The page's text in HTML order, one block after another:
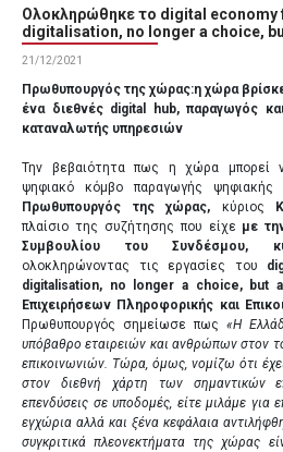
Ολοκληρώθηκε το digital economy
digitalisation, no longer a choice,
21/12/2021
Πρωθυπουργός της χώρας:η χώρα
ένα διεθνές digital hub,παραγωγός
καταναλωτής υπηρεσιών
Την βεβαιότητα πως η χώρα μπορεί
ψηφιακό κόμβο παραγωγής
Πρωθυπουργός της χώρας, κύριος
πλαίσιο της συζήτησης που είχε με
Συμβουλίου του Συνδέσμου,
ολοκληρώνοντας τις εργασίες του
digitalisation, no longer a choice, but
Επιχειρήσεων Πληροφορικής και
Πρωθυπουργός σημείωσε πως «Η
υπόβαθρο εταιρειών και ανθρώπων στον
επικοινωνιών. Τώρα, όμως, νομίζω ότι
στον διεθνή χάρτη των σημαντικών
επενδύσεις σε υποδομές, είτε μιλάμε για
εγχώρια αλλά και ξένα κεφάλαια
συγκριτικά πλεονεκτήματα της χώρας